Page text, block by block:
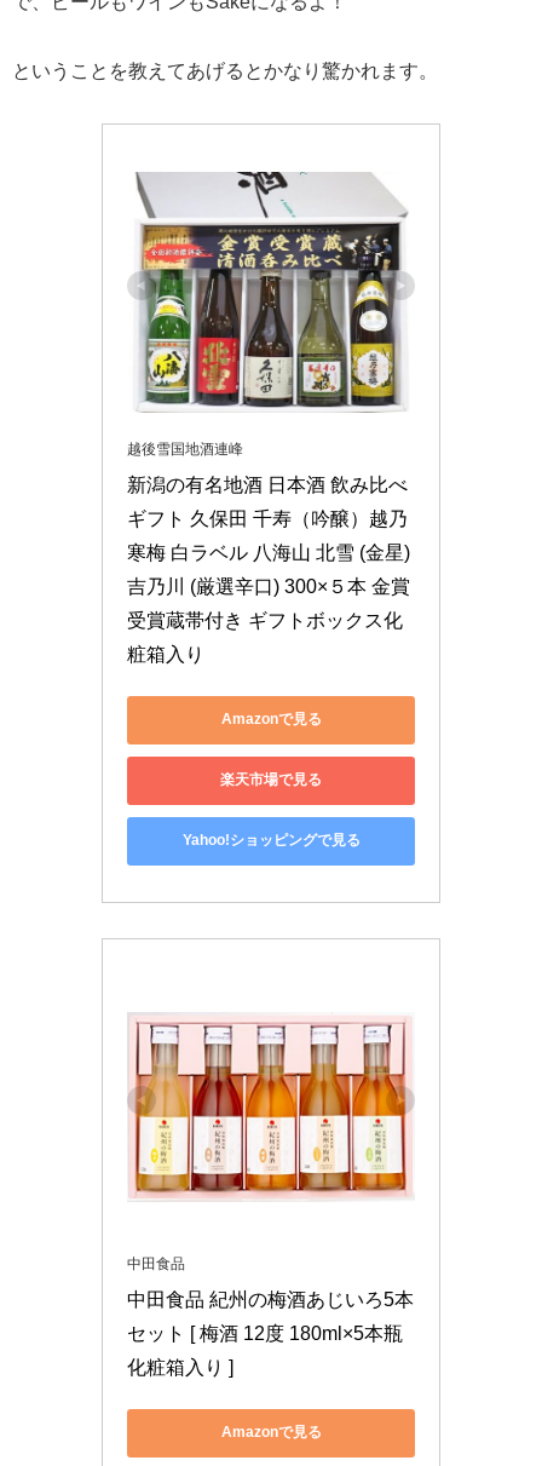
ということを教えてあげるとかなり驚かれます。
越後雪国地酒連峰
新潟の有名地酒 日本酒 飲み比べ
ギフト 久保田 千寿（吟醸）越乃
寒梅 白ラベル 八海山 北雪 (金星)
吉乃川 (厳選辛口) 300×５本 金賞
受賞蔵帯付き ギフトボックス化
粧箱入り
Amazonで見る
楽天市場で見る
Yahoo!ショッピングで見る
中田食品
中田食品 紀州の梅酒あじいろ5本
セット [ 梅酒 12度 180ml×5本瓶
化粧箱入り ]
Amazonで見る